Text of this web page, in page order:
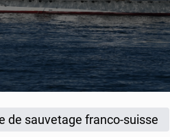
de sauvetage franco-suisse